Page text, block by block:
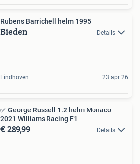
Rubens Barrichell helm 1995
Bieden Details
Eindhoven 23 apr 26
✅ George Russell 1:2 helm Monaco
2021 Williams Racing F1
€ 289,99 Details